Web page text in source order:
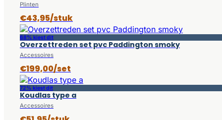
Plinten
€43,95/stuk
68% kiest dit
Overzettreden set pvc Paddington smoky
Accessoires
€199,00/set
72% kiest dit
Koudlas type a
Accessoires